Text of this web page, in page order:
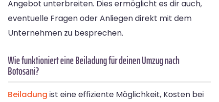
Angebot unterbreiten. Dies ermöglicht es dir auch,
eventuelle Fragen oder Anliegen direkt mit dem
Unternehmen zu besprechen.
Wie funktioniert eine Beiladung für deinen Umzug nach
Botosani?
Beiladung ist eine effiziente Möglichkeit, Kosten bei